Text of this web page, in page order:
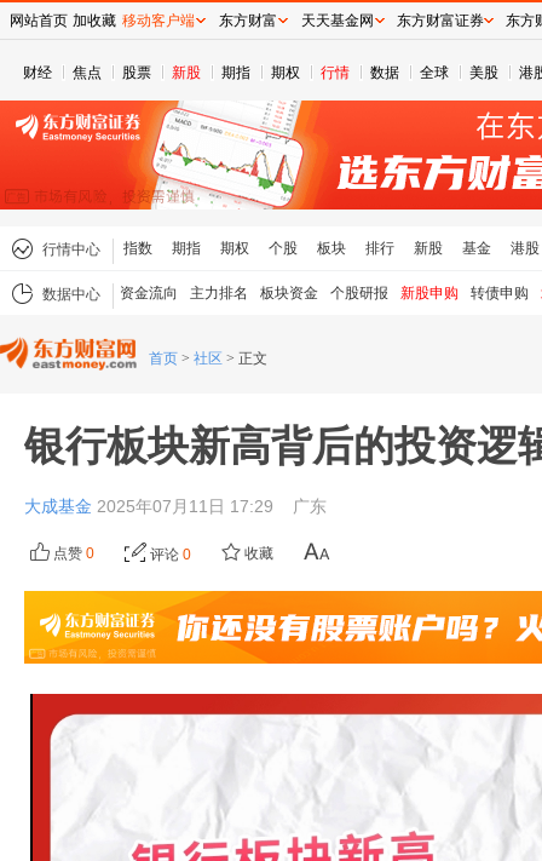
财经 焦点 股票 新股 期指 期权 行情 数据 全球 美股 港
行情中心 指数 期指 期权 个股 板块 排行 新股 基金 港股
数据中心 资金流向 主力排名 板块资金 个股研报 新股申购 转债申购
首页 > 社区 > 正文
银行板块新高背后的投资逻
大成基金 2025年07月11日 17:29 广东
点赞 0 评论 0 收藏
网站首页 加收藏 移动客户端 东方财富 天天基金网 东方财富证券 东方